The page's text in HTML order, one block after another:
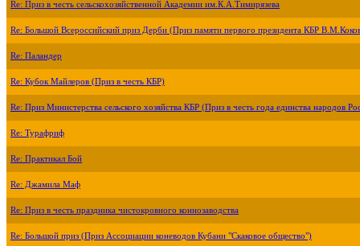
Re: Приз в честь сельскохозяйственной Академии им.К.А.Тимирязева
Re: Большой Всероссийский приз Дерби (Приз памяти первого президента КБР
Re: Паландер
Re: Кубок Майлеров (Приз в честь КБР)
Re: Приз Министерства сельского хозяйства КБР (Приз в честь года единства народов
Re: Турафриф
Re: Практикал Бой
Re: Джамила Маф
Re: Приз в честь праздника чистокровного коннозаводства
Re: Большой приз (Приз Ассоциации коневодов Кубани "Скаковое общество")